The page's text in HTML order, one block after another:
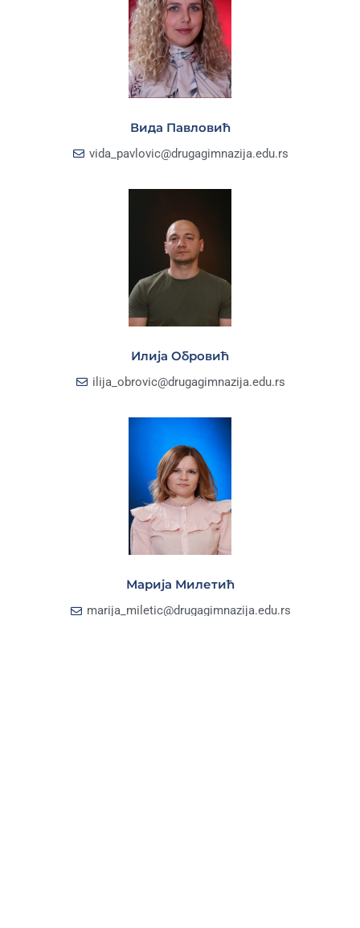
Вида Павловић
vida_pavlovic@drugagimnazija.edu.rs
Илија Обровић
ilija_obrovic@drugagimnazija.edu.rs
Марија Милетић
marija_miletic@drugagimnazija.edu.rs